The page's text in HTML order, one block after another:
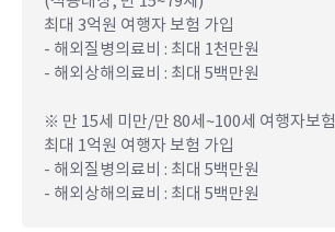
최대 3억원 여행자 보험 가입
- 해외질병의료비 : 최대 1천만원
- 해외상해의료비 : 최대 5백만원
※ 만 15세 미만/만 80세~100세 여행자보험
최대 1억원 여행자 보험 가입
- 해외질병의료비 : 최대 5백만원
- 해외상해의료비 : 최대 5백만원